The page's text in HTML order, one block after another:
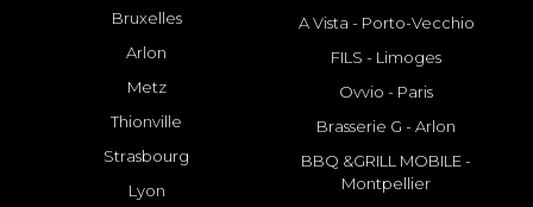
Bruxelles
Arlon
Metz
Thionville
Strasbourg
Lyon
A Vista - Porto-Vecchio
FILS - Limoges
Ovvio - Paris
Brasserie G - Arlon
BBQ &GRILL MOBILE -
Montpellier